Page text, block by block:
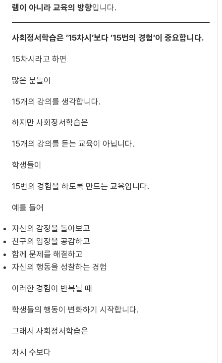
램이 아니라 교육의 방향입니다.
사회정서학습은 ’15차시’보다 ’15번의 경험’이 중요합니다.
15차시라고 하면
많은 분들이
15개의 강의를 생각합니다.
하지만 사회정서학습은
15개의 강의를 듣는 교육이 아닙니다.
학생들이
15번의 경험을 하도록 만드는 교육입니다.
예를 들어
자신의 감정을 돌아보고
친구의 입장을 공감하고
함께 문제를 해결하고
자신의 행동을 성찰하는 경험
이러한 경험이 반복될 때
학생들의 행동이 변화하기 시작합니다.
그래서 사회정서학습은
차시 수보다